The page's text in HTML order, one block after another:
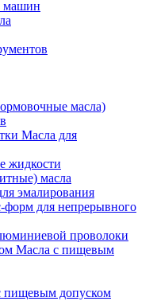
машин
масла)
Масла для
жидкости
масла
эмалирования
форм для непрерывного
проволоки
Масла с пищевым
пищевым допуском